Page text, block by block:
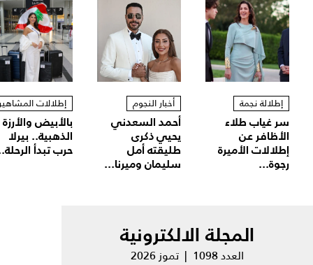
إطلالة نجمة
سر غياب طلاء
الأظافر عن
إطلالات الأميرة
رجوة...
أخبار النجوم
أحمد السعدني
يحيي ذكرى
طليقته أمل
سليمان وميرنا...
إطلالات
بالأبيض والأرزة
الذهبية.. بيرلا
حرب تبدأ
المجلة الالكترونية
العدد 1098 | تموز 2026